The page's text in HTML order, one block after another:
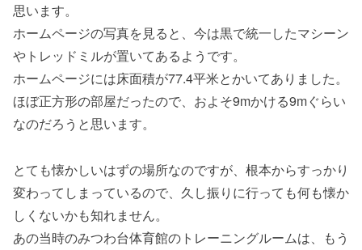
思います。
ホームページの写真を見ると、今は黒で統一したマシーン
やトレッドミルが置いてあるようです。
ホームページには床面積が77.4平米とかいてありました。
ほぼ正方形の部屋だったので、およそ9mかける9mぐらい
なのだろうと思います。
とても懐かしいはずの場所なのですが、根本からすっかり
変わってしまっているので、久し振りに行っても何も懐か
しくないかも知れません。
あの当時のみつわ台体育館のトレーニングルームは、もう